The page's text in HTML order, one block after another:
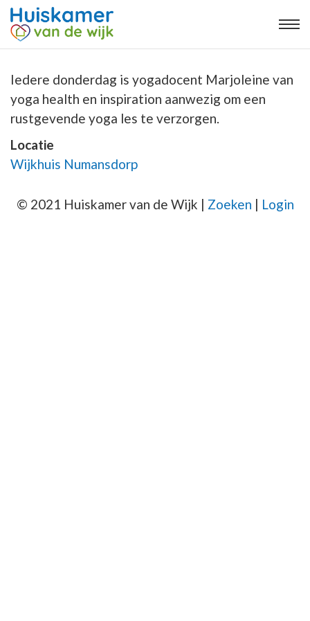
Iedere donderdag is yogadocent Marjoleine van
yoga health en inspiration aanwezig om een
rustgevende yoga les te verzorgen.
Locatie
Wijkhuis Numansdorp
© 2021 Huiskamer van de Wijk | Zoeken | Login